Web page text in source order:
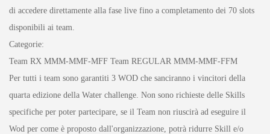
di accedere direttamente alla fase live fino a completamento dei 70 slots
disponibili ai team.
Categorie:
Team RX MMM-MMF-MFF Team REGULAR MMM-MMF-FFM
Per tutti i team sono garantiti 3 WOD che sanciranno i vincitori della
quarta edizione della Water challenge. Non sono richieste delle Skills
specifiche per poter partecipare, se il Team non riuscirà ad eseguire il
Wod per come è proposto dall'organizzazione, potrà ridurre Skill e/o